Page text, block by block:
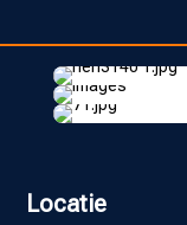
Locatie